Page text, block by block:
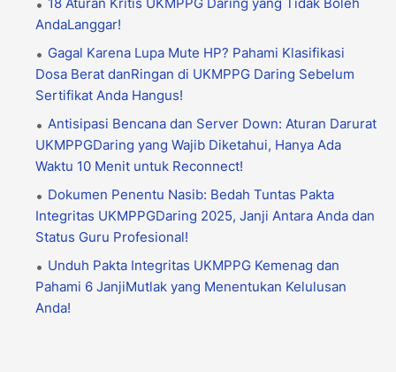
AndaLanggar!
Gagal Karena Lupa Mute HP? Pahami Klasifikasi
Dosa Berat danRingan di UKMPPG Daring Sebelum
Sertifikat Anda Hangus!
Antisipasi Bencana dan Server Down: Aturan Darurat
UKMPPGDaring yang Wajib Diketahui, Hanya Ada
Waktu 10 Menit untuk Reconnect!
Dokumen Penentu Nasib: Bedah Tuntas Pakta
Integritas UKMPPGDaring 2025, Janji Antara Anda dan
Status Guru Profesional!
Unduh Pakta Integritas UKMPPG Kemenag dan
Pahami 6 JanjiMutlak yang Menentukan Kelulusan
Anda!